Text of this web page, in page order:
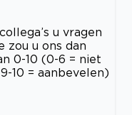
u vragen
zou u ons dan
0-10 (0-6 = niet
10 = aanbevelen)